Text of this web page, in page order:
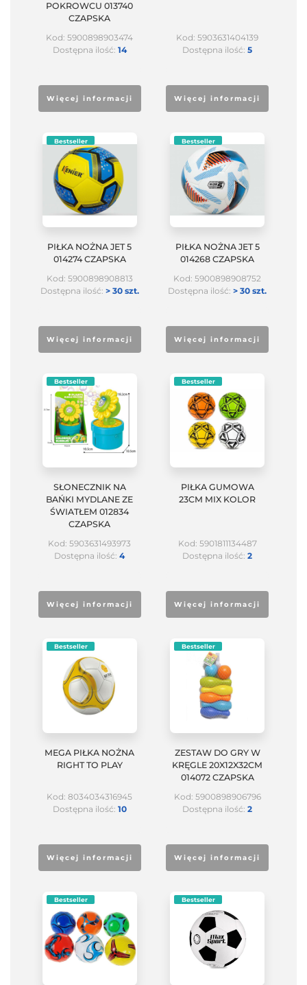
POKROWCU 013740
CZAPSKA
Kod: 5900898903474
Dostępna ilość: 14
Więcej informacji
Kod: 5903631404139
Dostępna ilość:5
Więcej informacji
Bestseller
PIŁKA NOŻNA JET 5
014274 CZAPSKA
Kod: 5900898908813
Dostępna ilość: > 30 szt.
Więcej informacji
Bestseller
PIŁKA NOŻNA JET 5
014268 CZAPSKA
Kod: 5900898908752
Dostępna ilość:> 30 szt.
Więcej informacji
Bestseller
SŁONECZNIK NA
BAŃKI MYDLANE ZE
ŚWIATŁEM 012834
CZAPSKA
Kod: 5903631493973
Dostępna ilość:4
Więcej informacji
Bestseller
PIŁKA GUMOWA
23CM MIX KOLOR
Kod: 5901811134487
Dostępna ilość:2
Więcej informacji
Bestseller
MEGA PIŁKA NOŻNA
RIGHT TO PLAY
Kod: 8034034316945
Dostępna ilość: 10
Więcej informacji
Bestseller
ZESTAW DO GRY W
KRĘGLE 20X12X32CM
014072 CZAPSKA
Kod: 5900898906796
Dostępna ilość:2
Więcej informacji
Bestseller Bestseller